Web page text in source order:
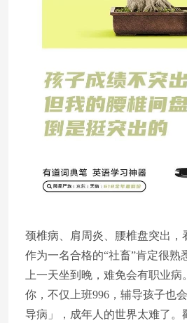
颈椎病、肩周炎、腰椎盘突出，
作为一名合格的“社畜”肯定很熟
上一天坐到晚，难免会有职业
你，不仅上班996，辅导孩子也
导病」，成年人的世界太难了。